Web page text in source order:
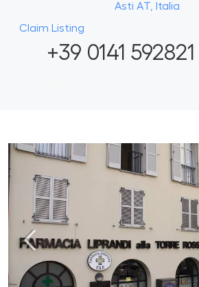
Asti AT, Italia
Claim Listing
+39 0141 592821